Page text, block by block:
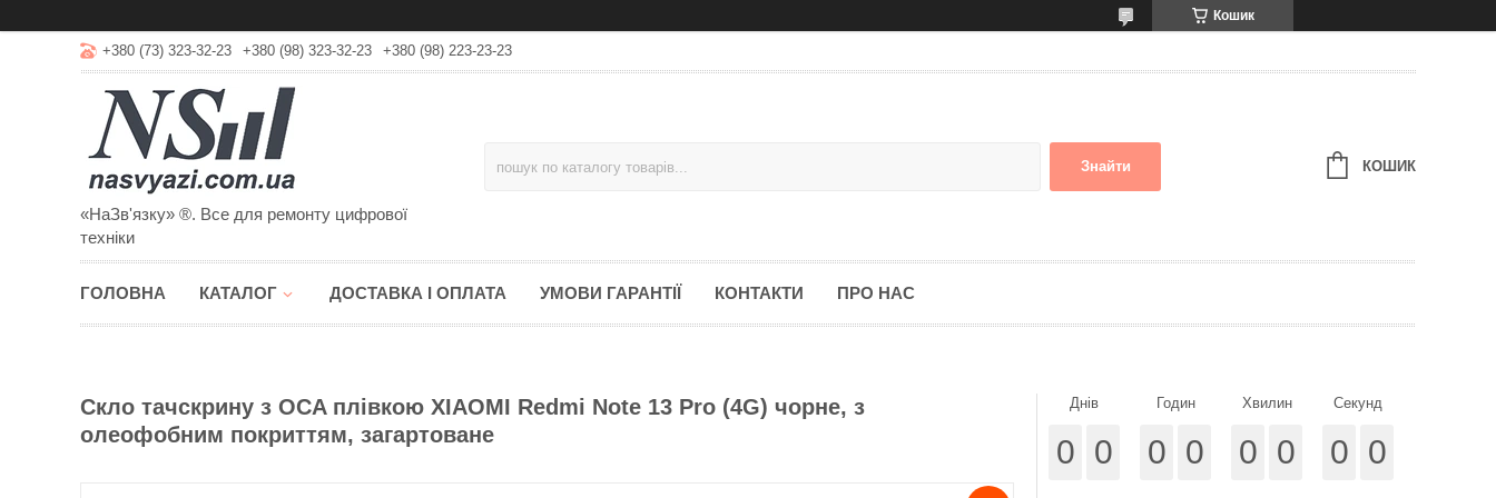
Кошик
+380 (73) 323-32-23 +380 (98) 323-32-23 +380 (98) 223-23-23
«НаЗв'язку» ®. Все для ремонту цифрової
техніки
Знайти КОШИК
ГОЛОВНА КАТАЛОГ ДОСТАВКА І ОПЛАТА УМОВИ ГАРАНТІЇ КОНТАКТИ ПРО НАС
Скло тачскрину з OCA плівкою XIAOMI Redmi Note 13 Pro (4G) чорне, з
олеофобним покриттям, загартоване
Днів
0 0
Годин
0 0
Хвилин
0 0
Секунд
0 0